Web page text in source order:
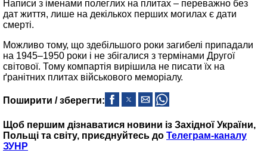
Написи з іменами полеглих на плитах – переважно без
дат життя, лише на декількох перших могилах є дати
смерті.
Можливо тому, що здебільшого роки загибелі припадали
на 1945–1950 роки і не збігалися з термінами Другої
світової. Тому компартія вирішила не писати їх на
ґранітних плитах військового меморіалу.
Поширити / зберегти:
Щоб першим дізнаватися новини із Західної України,
Польщі та світу, приєднуйтесь до Телеграм-каналу
ЗУНР